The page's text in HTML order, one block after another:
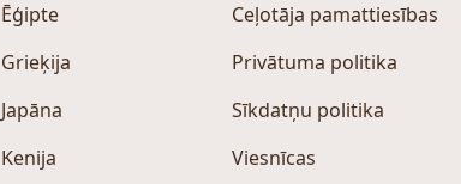
Ēģipte
Grieķija
Japāna
Kenija
Ceļotāja pamattiesības
Privātuma politika
Sīkdatņu politika
Viesnīcas